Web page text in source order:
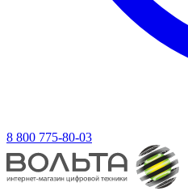
8 800 775-80-03